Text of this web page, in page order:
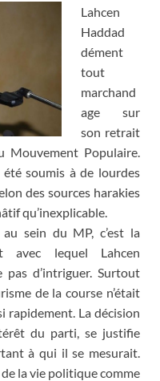
Lahcen
Haddad
dément
tout
marchand
age sur
son retrait
Mouvement Populaire.
soumis à de lourdes
des sources harakies
qu’inexplicable.
sein du MP, c’est la
avec lequel Lahcen
pas d’intriguer. Surtout
de la course n’était
rapidement. La décision
du parti, se justifie
à qui il se mesurait.
la vie politique comme